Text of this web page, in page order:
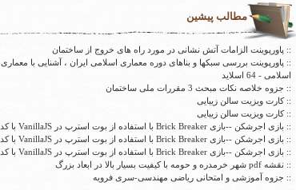
مطالب پیشین
:: پاورپوینت الزامات آتش نشانی در مورد راه های خروج از ساختمان
:: پاورپوینت بررسی سبکها و بناهای دوره معماری اسلامی ایران ، آشنایی با معماری
اسلامی - 64 اسلاید
:: جزوه خلاصه نکات مبحث 3 مقررات ملی ساختمان
:: کارت ویزیت سالن زیبایی
:: کارت ویزیت سالن زیبایی
:: بازی اجرشکن --بازی Brick Breaker با استفاده از بوت استرپ در VanillaJS با کد منبع
:: بازی اجرشکن --بازی Brick Breaker با استفاده از بوت استرپ در VanillaJS با کد منبع
:: بازی اجرشکن --بازی Brick Breaker با استفاده از بوت استرپ در VanillaJS با کد منبع
:: نقشه pdf شهر خرمدره و حومه با کیفیت بسیار بالا در ابعاد بزرگ
:: جزوه آموزشی و امتحانی ریاضی مهندسی-سری فرویه